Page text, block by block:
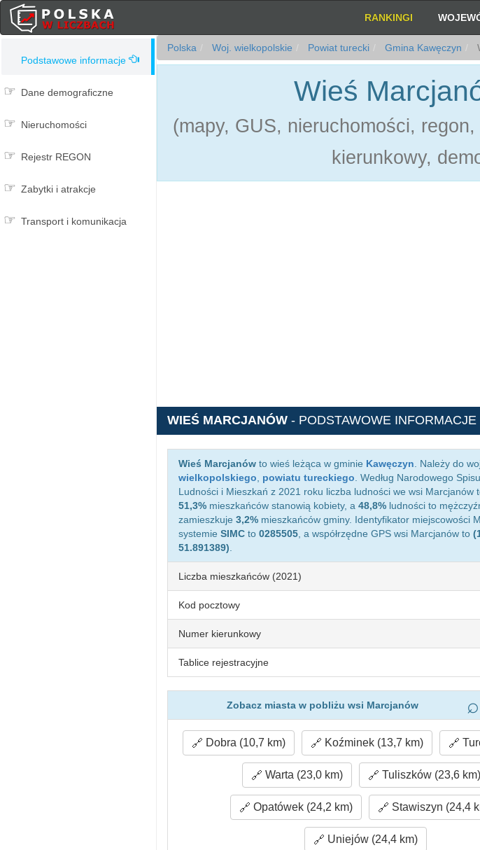
RANKINGI
Podstawowe informacje
Dane demograficzne
Nieruchomości
Rejestr REGON
Zabytki i atrakcje
Transport i komunikacja
Polska Woj. wielkopolskie Powiat turecki Gmina Kawęczyn
Wieś
(mapy, GUS, nieruchomości,
kierunkowy,
WIEŚ MARCJANÓW - PODSTAWOWE INFORMACJE
Wieś Marcjanów to wieś leżąca w gminie Kawęczyn . Należy do
wielkopolskiego
powiatu tureckiego . Według Narodowego
Ludności i Mieszkań z 2021 roku liczba ludności we wsi Marcjanów
51,3% mieszkańców stanowią kobiety, a 48,8% ludności to
zamieszkuje 3,2% mieszkańców gminy. Identyfikator miejscowości
systemie SIMC to 0285505 , a współrzędne GPS wsi Marcjanów to
51.891389)
Liczba mieszkańców (2021)
Kod pocztowy
Numer kierunkowy
Tablice rejestracyjne
Zobacz miasta w pobliżu wsi Marcjanów
Dobra (10,7 km) Koźminek (13,7 km)
Warta (23,0 km) Tuliszków (23,6 km)
Opatówek (24,2 km) Stawiszyn (24,4
Uniejów (24,4 km)